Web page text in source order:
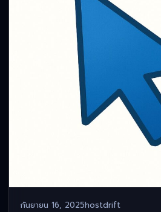
กันยายน 16, 2025hostdrift